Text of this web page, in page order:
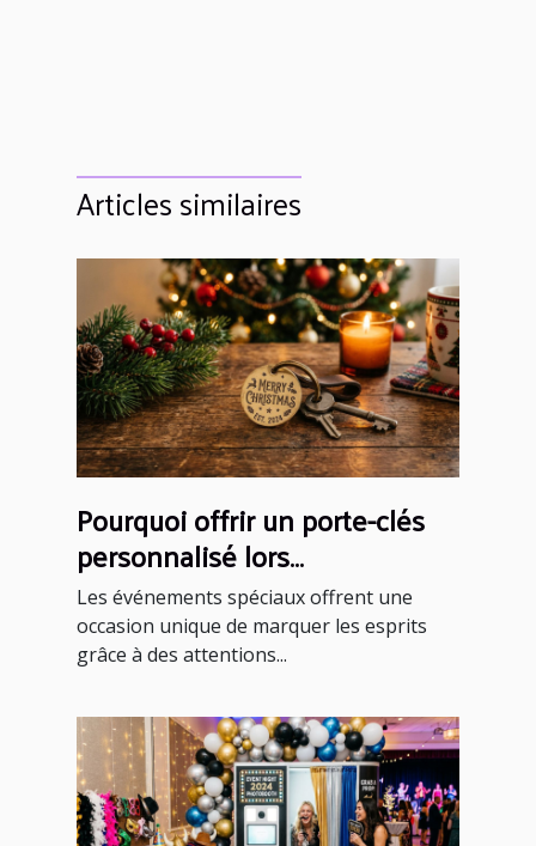
Articles similaires
Pourquoi offrir un porte-clés
personnalisé lors
d'événements spéciaux ?
Les événements spéciaux offrent une
occasion unique de marquer les esprits
grâce à des attentions...